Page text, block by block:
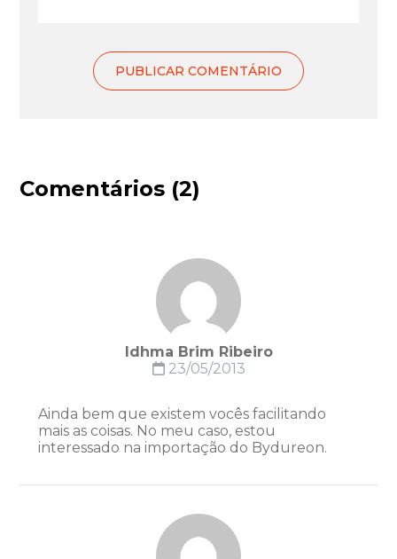
Comentários (2)
Idhma Brim Ribeiro
23/05/2013
Ainda bem que existem vocês facilitando
mais as coisas. No meu caso, estou
interessado na importação do Bydureon.